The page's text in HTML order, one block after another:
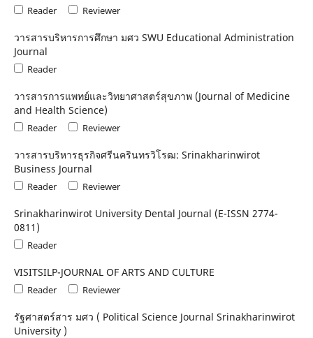
Reader Reviewer
วารสารบริหารการศึกษา มศว SWU Educational Administration
Journal
Reader
วารสารการแพทย์และวิทยาศาสตร์สุขภาพ (Journal of Medicine
and Health Science)
Reader Reviewer
วารสารบริหารธุรกิจศรีนครินทรวิโรฒ: Srinakharinwirot
Business Journal
Reader Reviewer
Srinakharinwirot University Dental Journal (E-ISSN 2774-
0811)
Reader
VISITSILP-JOURNAL OF ARTS AND CULTURE
Reader Reviewer
รัฐศาสตร์สาร มศว ( Political Science Journal Srinakharinwirot
University )